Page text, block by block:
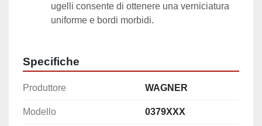
ugelli consente di ottenere una verniciatura
uniforme e bordi morbidi.
Specifiche
Produttore WAGNER
Modello 0379XXX